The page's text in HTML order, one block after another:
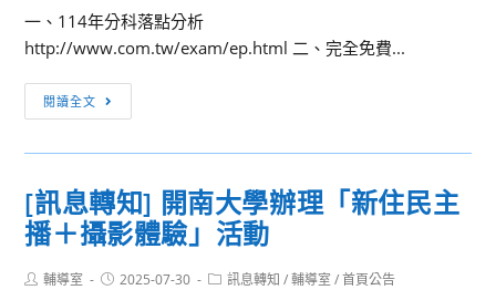
指
引
114
免
學
續
招
簡
一、114年分科落點分析
http://www.com.tw/exam/ep.html 二、完全免費...
閱讀全文
息
轉
億
全
業
[訊息轉知] 開南大學辦理「新住民主
播＋攝影體驗」活動
Post輔導室
Post2025-07-30
Post訊息轉知 / 輔導室 / 首頁公告